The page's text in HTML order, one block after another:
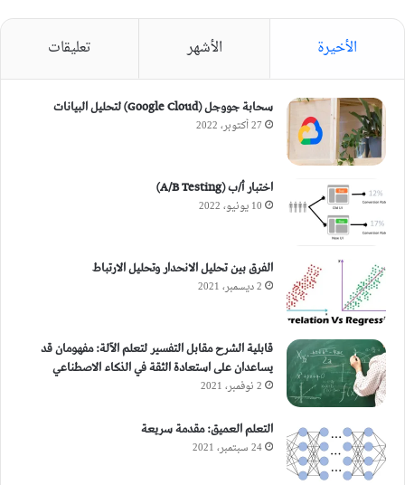
الأخيرة الأشهر تعليقات
سحابة جووجل (Google Cloud) لتحليل البيانات
27 أكتوبر، 2022
اختبار أ/ب (A/B Testing)
10 يونيو، 2022
الفرق بين تحليل الانحدار وتحليل الارتباط
2 ديسمبر، 2021
قابلية الشرح مقابل التفسير لتعلم الآلة: مفهومان قد
يساعدان على استعادة الثقة في الذكاء الاصطناعي
2 نوفمبر، 2021
التعلم العميق: مقدمة سريعة
24 سبتمبر، 2021